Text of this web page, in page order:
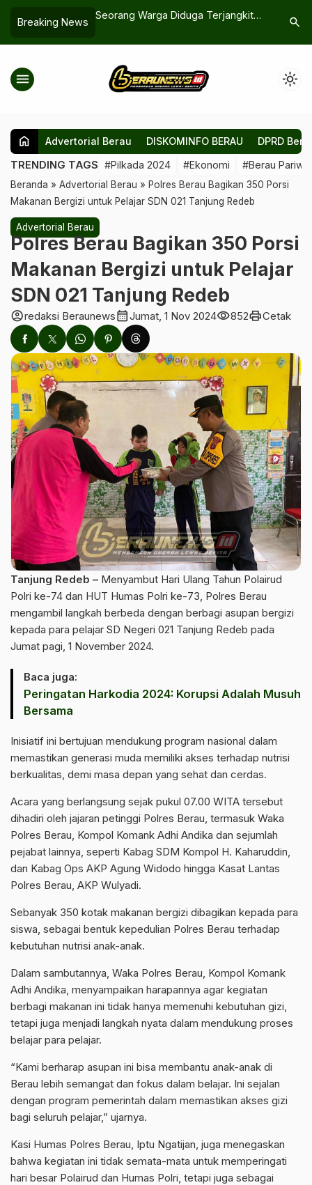
Breaking News
Tak Sepelekan
Seorang Warga Diduga Terjangkit
Cacar Air
search
menu light_mode
home Advertorial Berau DISKOMINFO BERAU DPRD
TRENDING TAGS #Pilkada 2024 #Ekonomi #Berau
Beranda » Advertorial Berau » Polres Berau Bagikan 350 Porsi
Makanan Bergizi untuk Pelajar SDN 021 Tanjung Redeb
Advertorial Berau
Polres Berau Bagikan 350 Porsi
Makanan Bergizi untuk Pelajar
SDN 021 Tanjung Redeb
account_circleredaksi Beraunewscalendar_monthJumat, 1 Nov 2024visibility852printCetak
Tanjung Redeb – Menyambut Hari Ulang Tahun Polairud
Polri ke-74 dan HUT Humas Polri ke-73, Polres Berau
mengambil langkah berbeda dengan berbagi asupan bergizi
kepada para pelajar SD Negeri 021 Tanjung Redeb pada
Jumat pagi, 1 November 2024.
Baca juga:
Peringatan Harkodia 2024: Korupsi Adalah Musuh
Bersama
Inisiatif ini bertujuan mendukung program nasional dalam
memastikan generasi muda memiliki akses terhadap nutrisi
berkualitas, demi masa depan yang sehat dan cerdas.
Acara yang berlangsung sejak pukul 07.00 WITA tersebut
dihadiri oleh jajaran petinggi Polres Berau, termasuk Waka
Polres Berau, Kompol Komank Adhi Andika dan sejumlah
pejabat lainnya, seperti Kabag SDM Kompol H. Kaharuddin,
dan Kabag Ops AKP Agung Widodo hingga Kasat Lantas
Polres Berau, AKP Wulyadi.
Sebanyak 350 kotak makanan bergizi dibagikan kepada para
siswa, sebagai bentuk kepedulian Polres Berau terhadap
kebutuhan nutrisi anak-anak.
Dalam sambutannya, Waka Polres Berau, Kompol Komank
Adhi Andika, menyampaikan harapannya agar kegiatan
berbagi makanan ini tidak hanya memenuhi kebutuhan gizi,
tetapi juga menjadi langkah nyata dalam mendukung proses
belajar para pelajar.
“Kami berharap asupan ini bisa membantu anak-anak di
Berau lebih semangat dan fokus dalam belajar. Ini sejalan
dengan program pemerintah dalam memastikan akses gizi
bagi seluruh pelajar,” ujarnya.
Kasi Humas Polres Berau, Iptu Ngatijan, juga menegaskan
bahwa kegiatan ini tidak semata-mata untuk memperingati
hari besar Polairud dan Humas Polri, tetapi juga sebagai